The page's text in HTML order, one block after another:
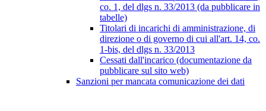
co. 1, del dlgs n. 33/2013 (da pubblicare in
tabelle)
Titolari di incarichi di amministrazione, di
direzione o di governo di cui all'art. 14, co.
1-bis, del dlgs n. 33/2013
Cessati dall'incarico (documentazione da
pubblicare sul sito web)
Sanzioni per mancata comunicazione dei dati